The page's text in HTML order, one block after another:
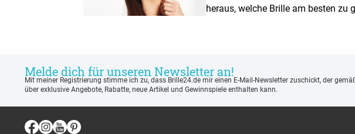
heraus, welche Brille am besten zu
Melde dich für unseren Newsletter an!
Mit meiner Registrierung stimme ich zu, dass Brille24.de mir einen E-Mail-Newsletter zuschickt, der
über exklusive Angebote, Rabatte, neue Artikel und Gewinnspiele enthalten kann.